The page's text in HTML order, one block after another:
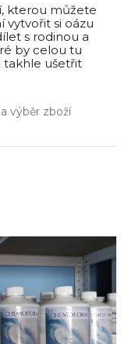
kterou můžete
vytvořit si oázu
s rodinou a
by celou tu
takhle ušetřit
výběr zboží